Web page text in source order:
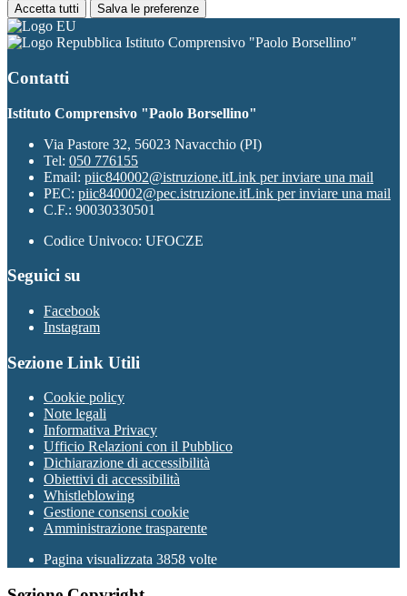
Accetta tutti Salva le preferenze
Istituto Comprensivo "Paolo Borsellino"
Contatti
Istituto Comprensivo "Paolo Borsellino"
Via Pastore 32, 56023 Navacchio (PI)
Tel: 050 776155
Email: piic840002@istruzione.itLink per inviare una mail
PEC: piic840002@pec.istruzione.itLink per inviare una mail
C.F.: 90030330501
Codice Univoco: UFOCZE
Seguici su
Facebook
Instagram
Sezione Link Utili
Cookie policy
Note legali
Informativa Privacy
Ufficio Relazioni con il Pubblico
Dichiarazione di accessibilità
Obiettivi di accessibilità
Whistleblowing
Gestione consensi cookie
Amministrazione trasparente
Pagina visualizzata 3858 volte